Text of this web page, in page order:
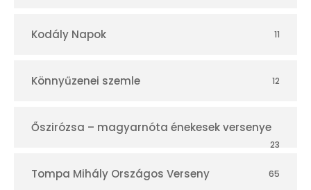
Kodály Napok 11
Könnyűzenei szemle 12
Őszirózsa – magyarnóta énekesek versenye
23
Tompa Mihály Országos Verseny 65